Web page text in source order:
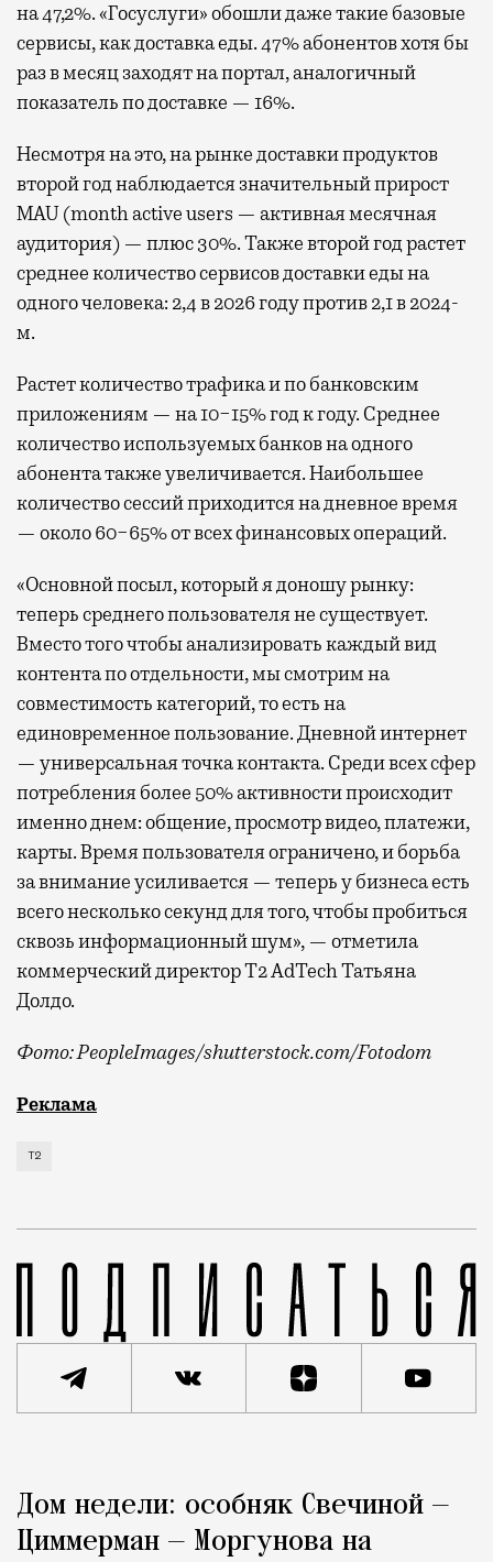
на 47,2%. «Госуслуги» обошли даже такие базовые
сервисы, как доставка еды. 47% абонентов хотя бы
раз в месяц заходят на портал, аналогичный
показатель по доставке — 16%.
Несмотря на это, на рынке доставки продуктов
второй год наблюдается значительный прирост
MAU (month active users — активная месячная
аудитория) — плюс 30%. Также второй год растет
среднее количество сервисов доставки еды на
одного человека: 2,4 в 2026 году против 2,1 в 2024-
м.
Растет количество трафика и по банковским
приложениям — на 10−15% год к году. Среднее
количество используемых банков на одного
абонента также увеличивается. Наибольшее
количество сессий приходится на дневное время
— около 60−65% от всех финансовых операций.
«Основной посыл, который я доношу рынку:
теперь среднего пользователя не существует.
Вместо того чтобы анализировать каждый вид
контента по отдельности, мы смотрим на
совместимость категорий, то есть на
единовременное пользование. Дневной интернет
— универсальная точка контакта. Среди всех сфер
потребления более 50% активности происходит
именно днем: общение, просмотр видео, платежи,
карты. Время пользователя ограничено, и борьба
за внимание усиливается — теперь у бизнеса есть
всего несколько секунд для того, чтобы пробиться
сквозь информационный шум», — отметила
коммерческий директор Т2 AdTech Татьяна
Долдо.
Фото: PeopleImages/shutterstock.com/Fotodom
Мобильный оператор Т2 изучил модели интернет-
Реклама
Т2
Город
Дом недели: особняк Свечиной —
Циммерман — Моргунова на